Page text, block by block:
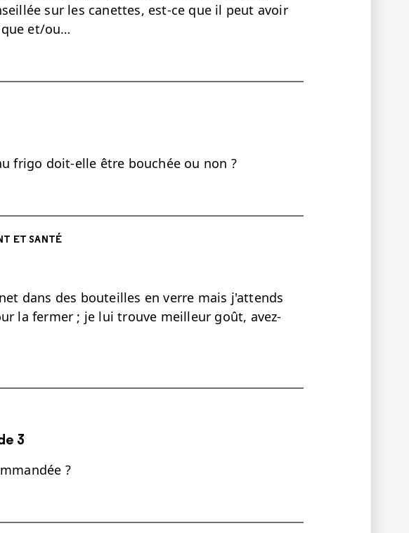
sur les canettes, est-ce que il peut avoir
et/ou…
frigo doit-elle être bouchée ou non ?
ET SANTÉ
dans des bouteilles en verre mais j'attends
la fermer ; je lui trouve meilleur goût, avez-
3
?